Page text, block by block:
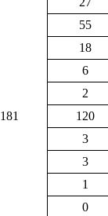
181
55
18
6
2
120
3
3
1
0